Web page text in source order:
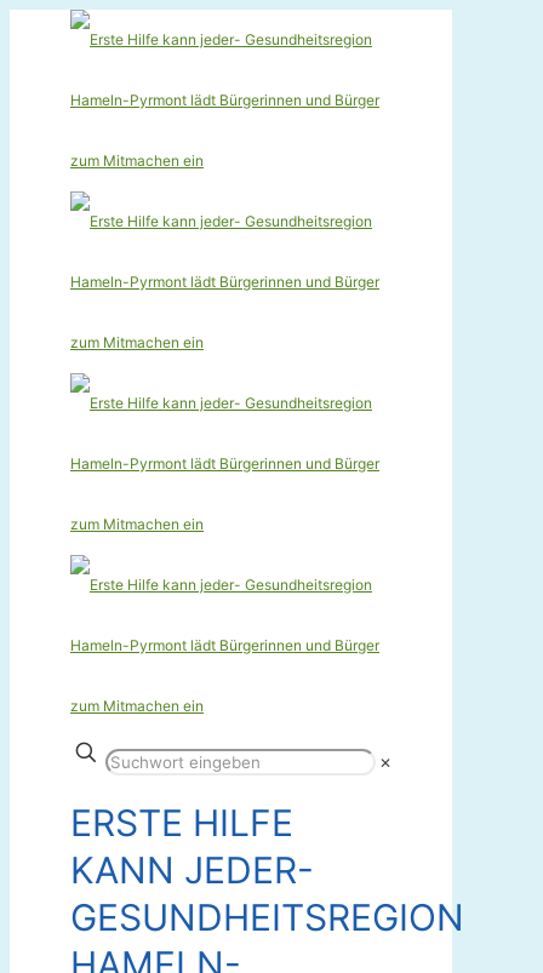
✕
ERSTE HILFE
KANN JEDER-
GESUNDHEITSREGION